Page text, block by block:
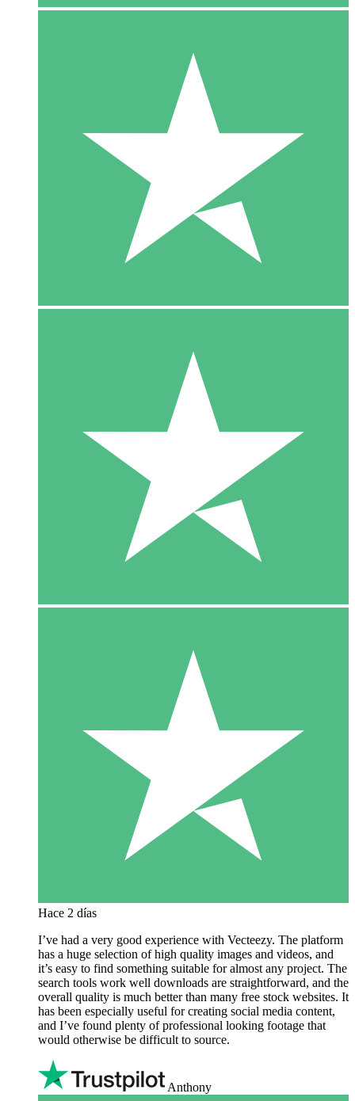
Hace 2 días
I’ve had a very good experience with Vecteezy. The platform
has a huge selection of high quality images and videos, and
it’s easy to find something suitable for almost any project. The
search tools work well downloads are straightforward, and the
overall quality is much better than many free stock websites. It
has been especially useful for creating social media content,
and I’ve found plenty of professional looking footage that
would otherwise be difficult to source.
Anthony